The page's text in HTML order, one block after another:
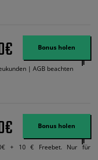
qualifizierende Einzahlung in
im gleichen Wert platzieren
und Ausnahmen. Der Bonus-
benutzt werden, jedoch
Bonus holen
| AGB beachten
Bonus holen
+ 10 € Freebet. Nur für